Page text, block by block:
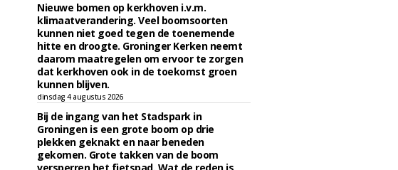
Nieuwe bomen op kerkhoven i.v.m.
klimaatverandering. Veel boomsoorten
kunnen niet goed tegen de toenemende
hitte en droogte. Groninger Kerken neemt
daarom maatregelen om ervoor te zorgen
dat kerkhoven ook in de toekomst groen
kunnen blijven.
dinsdag 4 augustus 2026
Bij de ingang van het Stadspark in
Groningen is een grote boom op drie
plekken geknakt en naar beneden
gekomen. Grote takken van de boom